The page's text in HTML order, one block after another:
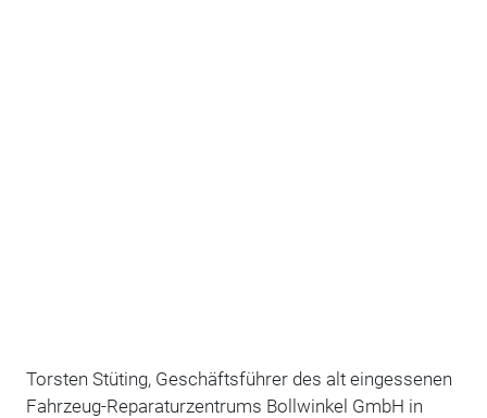
Torsten Stüting, Geschäftsführer des alt eingessenen
Fahrzeug-Reparaturzentrums Bollwinkel GmbH in